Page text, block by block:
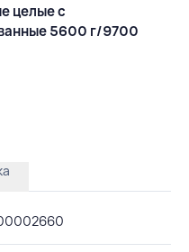
целые с
5600 г/9700